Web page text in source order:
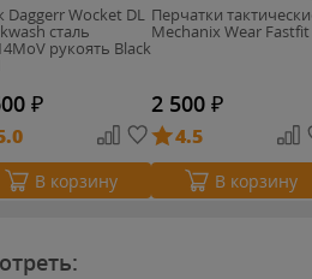
Wocket DL
сталь
рукоять Black
₽
В корзину
Перчатки
Mechanix Wear Fastfit
2 500 ₽
4.5
В корзину